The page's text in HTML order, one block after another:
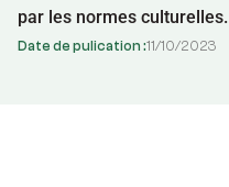
Apprendre le chinois
par les normes culturelles.
Date de pulication :11/10/2023